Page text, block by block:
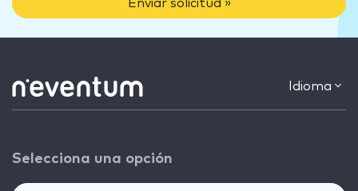
Enviar solicitud »
Idioma
Selecciona una opción